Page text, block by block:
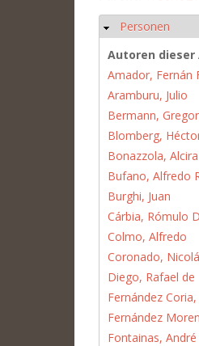
Hide
Personen
Autoren dieser
Amador, Fernán
Aramburu, Julio
Bermann,
Blomberg,
Bonazzola, Alcira
Bufano, Alfredo
Burghi, Juan
Cárbia, Rómulo
Colmo, Alfredo
Coronado,
Diego, Rafael de
Fernández Coria,
Fernández
Fontainas, André